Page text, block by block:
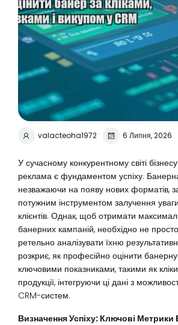
valacteoha1972 6 Липня, 2026
У сучасному конкурентному світі
реклама є фундаментом успіху.
незважаючи на появу нових форматів,
потужним інструментом залучення
клієнтів. Однак, щоб отримати
банерних кампаній, необхідно не
ретельно аналізувати їхню
розкриє, як професійно оцінити
ключовими показниками, такими як
продукції, інтегруючи ці дані з
CRM-систем.
Визначення Успіху: Ключові Метрики